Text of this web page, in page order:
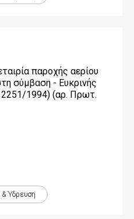
παροχής αερίου
σύμβαση - Ευκρινής
1994) (αρ. Πρωτ.
& Ύδρευση